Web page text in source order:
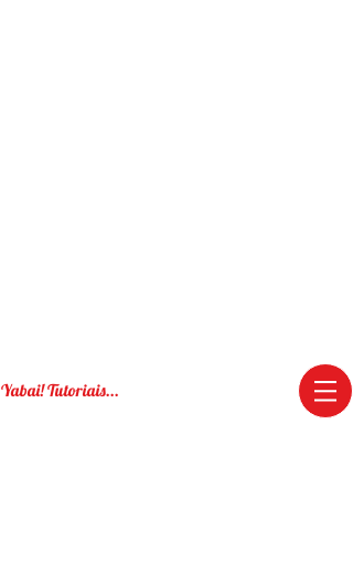
Yabai! Tutoriais...